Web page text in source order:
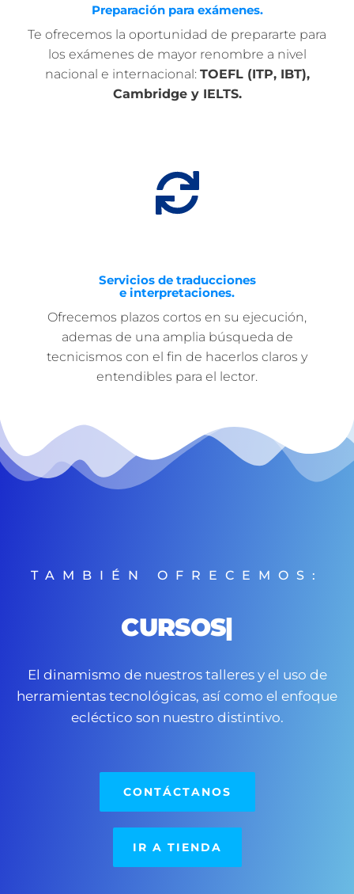
Preparación para exámenes.
Te ofrecemos la oportunidad de prepararte para
los exámenes de mayor renombre a nivel
nacional e internacional: TOEFL (ITP, IBT),
Cambridge y IELTS.
Servicios de traducciones
e interpretaciones.
Ofrecemos plazos cortos en su ejecución,
ademas de una amplia búsqueda de
tecnicismos con el fin de hacerlos claros y
entendibles para el lector.
TAMBIÉN OFRECEMOS:
CAPACITAC
El dinamismo de nuestros talleres y el uso de
herramientas tecnológicas, así como el enfoque
ecléctico son nuestro distintivo.
CONTÁCTANOS
IR A TIENDA